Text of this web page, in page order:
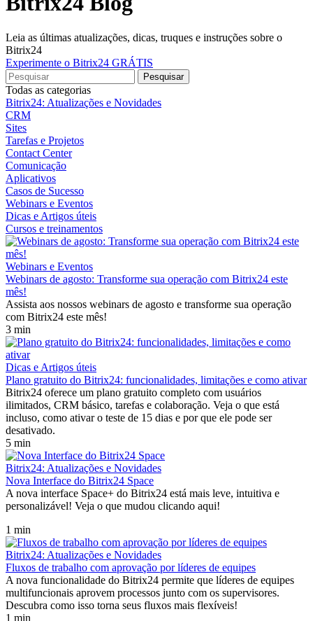
Leia as últimas atualizações, dicas, truques e instruções sobre o
Bitrix24
Experimente o Bitrix24 GRÁTIS
Todas as categorias
Bitrix24: Atualizações e Novidades
CRM
Sites
Tarefas e Projetos
Contact Center
Comunicação
Aplicativos
Casos de Sucesso
Webinars e Eventos
Dicas e Artigos úteis
Cursos e treinamentos
Webinars e Eventos
Webinars de agosto: Transforme sua operação com Bitrix24 este
mês!
Assista aos nossos webinars de agosto e transforme sua operação
com Bitrix24 este mês!
3 min
Dicas e Artigos úteis
Plano gratuito do Bitrix24: funcionalidades, limitações e como ativar
Bitrix24 oferece um plano gratuito completo com usuários
ilimitados, CRM básico, tarefas e colaboração. Veja o que está
incluso, como ativar o teste de 15 dias e por que ele pode ser
desativado.
5 min
Bitrix24: Atualizações e Novidades
Nova Interface do Bitrix24 Space
A nova interface Space+ do Bitrix24 está mais leve, intuitiva e
personalizável! Veja o que mudou clicando aqui!
1 min
Bitrix24: Atualizações e Novidades
Fluxos de trabalho com aprovação por líderes de equipes
A nova funcionalidade do Bitrix24 permite que líderes de equipes
multifuncionais aprovem processos junto com os supervisores.
Descubra como isso torna seus fluxos mais flexíveis!
1 min